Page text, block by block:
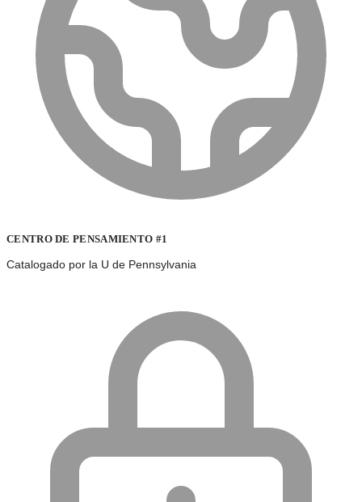
CENTRO DE PENSAMIENTO #1
Catalogado por la U de Pennsylvania